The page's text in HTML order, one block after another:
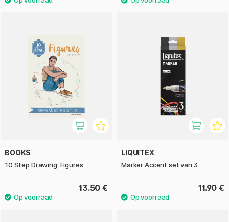
BOOKS
10 Step Drawing: Figures
13.50 €
LIQUITEX
Marker Accent set van 3
11.90 €